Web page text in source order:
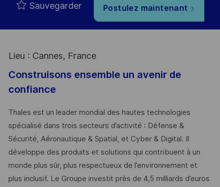
Sauvegarder Postulez maintenant
Lieu : Cannes, France
Construisons ensemble un avenir de
confiance
Thales est un leader mondial des hautes technologies
spécialisé dans trois secteurs d’activité : Défense &
Sécurité, Aéronautique & Spatial, et Cyber & Digital. Il
développe des produits et solutions qui contribuent à un
monde plus sûr, plus respectueux de l’environnement et
plus inclusif. Le Groupe investit près de 4,5 milliards d’euros